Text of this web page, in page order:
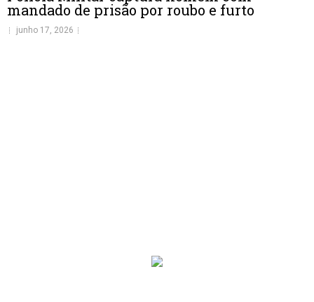
mandado de prisão por roubo e furto
junho 17, 2026